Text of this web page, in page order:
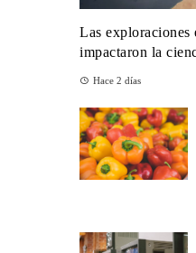
Las exploraciones
impactaron la
Hace 2 días